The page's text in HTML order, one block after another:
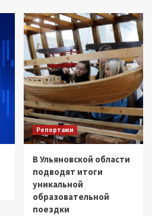
Репортажи
В Ульяновской области
подводят итоги
уникальной
образовательной
поездки